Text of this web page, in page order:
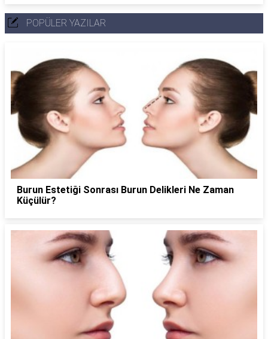
POPÜLER YAZILAR
Burun Estetiği Sonrası Burun Delikleri Ne Zaman
Küçülür?